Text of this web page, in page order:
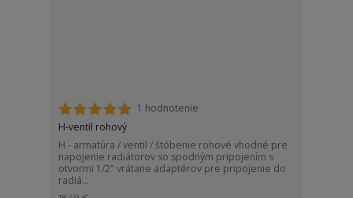
1 hodnotenie
H-ventil rohový
H - armatúra / ventil / štóbenie rohové vhodné pre
napojenie radiátorov so spodným pripojením s
otvormi 1/2" vrátane adaptérov pre pripojenie do
radiá...